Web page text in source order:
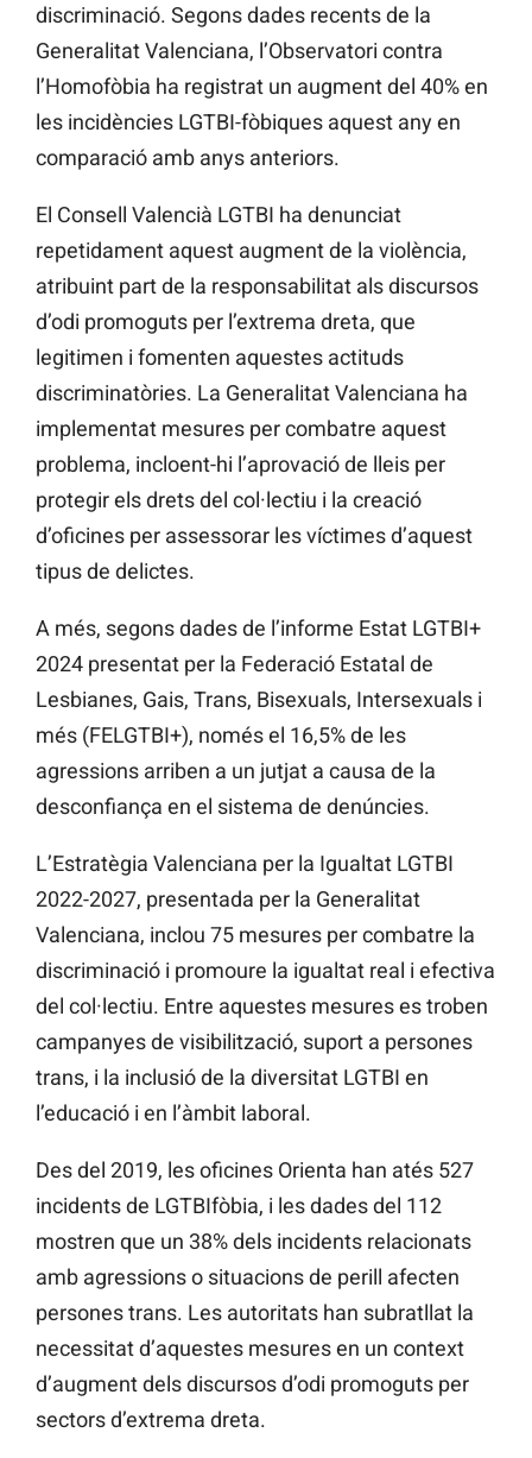
discriminació. Segons dades recents de la
Generalitat Valenciana, l’Observatori contra
l’Homofòbia ha registrat un augment del 40% en
les incidències LGTBI-fòbiques aquest any en
comparació amb anys anteriors​​.
El Consell Valencià LGTBI ha denunciat
repetidament aquest augment de la violència,
atribuint part de la responsabilitat als discursos
d’odi promoguts per l’extrema dreta, que
legitimen i fomenten aquestes actituds
discriminatòries. La Generalitat Valenciana ha
implementat mesures per combatre aquest
problema, incloent-hi l’aprovació de lleis per
protegir els drets del col·lectiu i la creació
d’oficines per assessorar les víctimes d’aquest
tipus de delictes.
A més, segons dades de l’informe Estat LGTBI+
2024 presentat per la Federació Estatal de
Lesbianes, Gais, Trans, Bisexuals, Intersexuals i
més (FELGTBI+), només el 16,5% de les
agressions arriben a un jutjat a causa de la
desconfiança en el sistema de denúncies​​.
L’Estratègia Valenciana per la Igualtat LGTBI
2022-2027, presentada per la Generalitat
Valenciana, inclou 75 mesures per combatre la
discriminació i promoure la igualtat real i efectiva
del col·lectiu. Entre aquestes mesures es troben
campanyes de visibilització, suport a persones
trans, i la inclusió de la diversitat LGTBI en
l’educació i en l’àmbit laboral​​.
Des del 2019, les oficines Orienta han atés 527
incidents de LGTBIfòbia, i les dades del 112
mostren que un 38% dels incidents relacionats
amb agressions o situacions de perill afecten
persones trans. Les autoritats han subratllat la
necessitat d’aquestes mesures en un context
d’augment dels discursos d’odi promoguts per
sectors d’extrema dreta​​​​.